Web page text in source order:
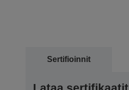
Sertifioinnit